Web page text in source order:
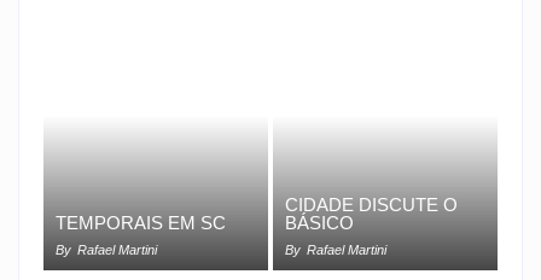
TEMPORAIS EM SC
By Rafael Martini
CIDADE DISCUTE O
BÁSICO
By Rafael Martini